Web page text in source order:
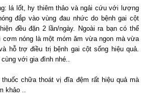
lá lốt, hy thiêm thảo và ngải cứu với lượng
đắp vào vùng đau nhức do bệnh gai cột
đều đặn 2 lần/ngày. Ngoài ra bạn có thể
nóng là một móm ăm vừa ngon mà vừa
hỗ trợ điều trị bệnh gai cột sống hiệu quả.
cùng với gia đình nhé..
chữa thoát vị đĩa đệm rất hiệu quả mà
khảo ..